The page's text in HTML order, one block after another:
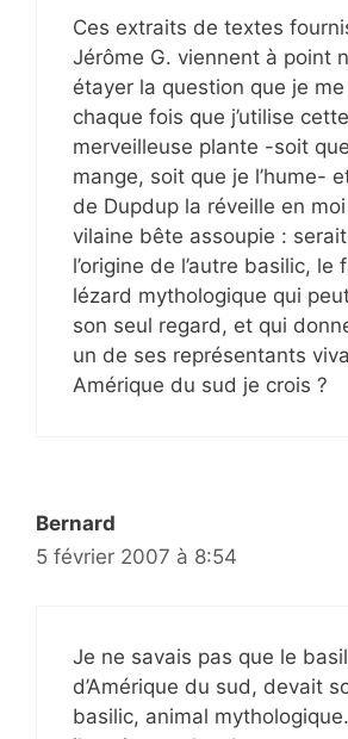
Ces extraits de textes
Jérôme G. viennent à point
étayer la question que je
chaque fois que j’utilise cette
merveilleuse plante -soit
mange, soit que je l’hume-
de Dupdup la réveille en
vilaine bête assoupie :
l’origine de l’autre basilic, le
lézard mythologique qui
son seul regard, et qui
un de ses représentants
Amérique du sud je crois ?
Bernard
5 février 2007 à 8:54
Je ne savais pas que le
d’Amérique du sud, devait
basilic, animal